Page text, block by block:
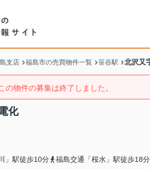
支店 福島市の売買物件一覧 笹谷駅 北沢又
の物件の募集は終了しました。
化
」駅徒歩10分 福島交通「桜水」駅徒歩18分